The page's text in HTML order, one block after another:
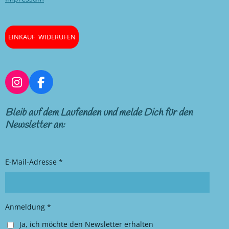
EINKAUF WIDERUFEN
I
n
s
t
a
a
F
a
c
e
b
k
Bleib auf dem Laufenden und melde Dich für den
Newsletter an:
E-Mail-Adresse *
Anmeldung *
Ja, ich möchte den Newsletter erhalten